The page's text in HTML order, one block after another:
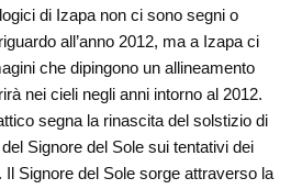
di Izapa non ci sono segni o
all’anno 2012, ma a Izapa ci
che dipingono un allineamento
nei cieli negli anni intorno al 2012.
segna la rinascita del solstizio di
Signore del Sole sui tentativi dei
Signore del Sole sorge attraverso la